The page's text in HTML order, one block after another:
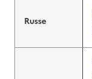
Russe